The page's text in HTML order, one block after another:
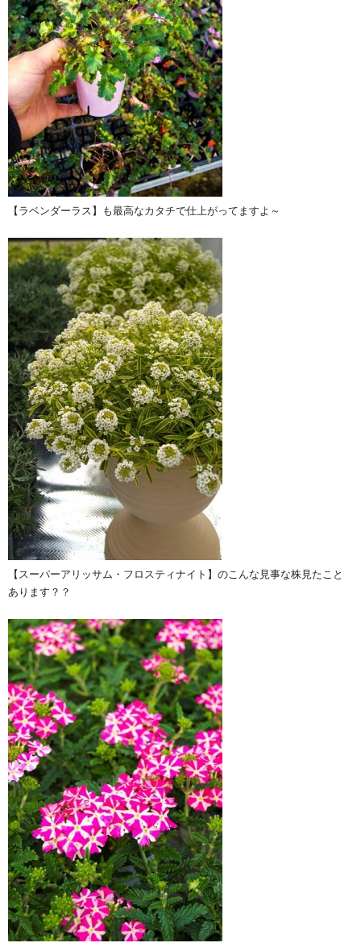
【ラベンダーラス】も最高なカタチで仕上がってますよ～
【スーパーアリッサム・フロスティナイト】のこんな見事な株見たこと
あります？？